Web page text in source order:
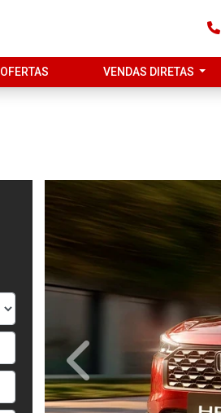
OFERTAS VENDAS DIRETAS
Anterior